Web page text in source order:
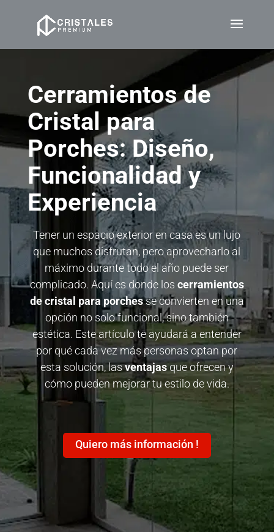
Cerramientos de
Cristal para
Porches: Diseño,
Funcionalidad y
Experiencia
Tener un espacio exterior en casa es un lujo
que muchos disfrutan, pero aprovecharlo al
máximo durante todo el año puede ser
complicado. Aquí es donde los cerramientos
de cristal para porchesse convierten en una
opción no solo funcional, sino también
estética. Este artículo te ayudará a entender
por qué cada vez más personas optan por
esta solución, lasventajasque ofrecen y
cómo pueden mejorar tu estilo de vida.
Quiero más información !